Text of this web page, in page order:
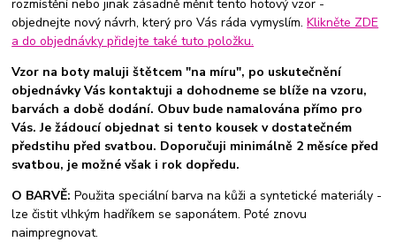
rozmístění nebo jinak zásadně měnit tento hotový vzor -
objednejte nový návrh, který pro Vás ráda vymyslím.Klikněte ZDE
a do objednávky přidejte také tuto položku.
Vzor na boty maluji štětcem "na míru", po uskutečnění
objednávky Vás kontaktuji a dohodneme se blíže na vzoru,
barvách a době dodání. Obuv bude namalována přímo pro
Vás. Je žádoucí objednat si tento kousek v dostatečném
předstihu před svatbou. Doporučuji minimálně 2 měsíce před
svatbou, je možné však i rok dopředu.
O BARVĚ: Použita speciální barva na kůži a syntetické materiály -
lze čistit vlhkým hadříkem se saponátem. Poté znovu
naimpregnovat.